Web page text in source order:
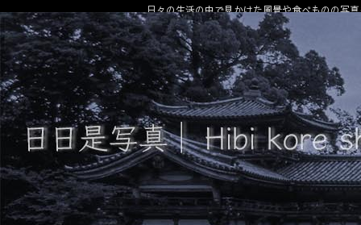
日々の生活の中で見かけた風景や食べものの写